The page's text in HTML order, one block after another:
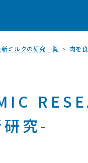
新ミルクの研究一覧 肉を
究-